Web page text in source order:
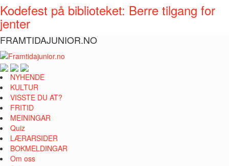
Kodefest på biblioteket: Berre tilgang for
jenter
FRAMTIDAJUNIOR.NO
NYHENDE
KULTUR
VISSTE DU AT?
FRITID
MEININGAR
Quiz
LÆRARSIDER
BOKMELDINGAR
Om oss